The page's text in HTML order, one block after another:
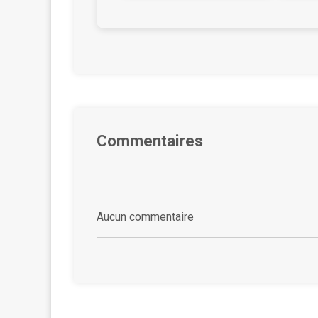
Commentaires
Aucun commentaire